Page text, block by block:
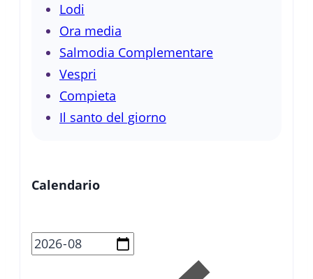
Lodi
Ora media
Salmodia Complementare
Vespri
Compieta
Il santo del giorno
Calendario